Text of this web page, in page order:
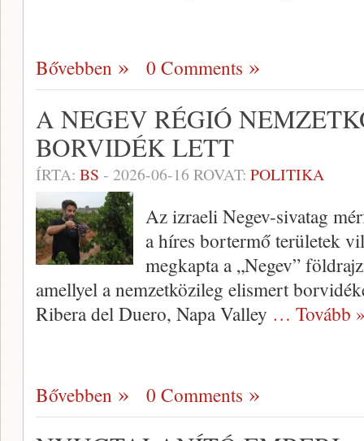
Bővebben 0 Comments
A NEGEV RÉGIÓ
BORVIDÉK LETT
ÍRTA: BS - 2026-06-16 ROVAT: POLITIKA
Az izraeli Negev-sivatag
a híres bortermő területek
megkapta a „Negev”
amellyel a nemzetközileg elismert
Ribera del Duero, Napa Valley … Tovább
Bővebben 0 Comments